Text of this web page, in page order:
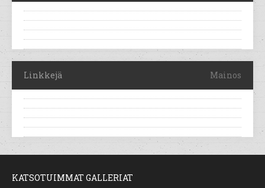
Linkkejä Mainos
KATSOTUIMMAT GALLERIAT